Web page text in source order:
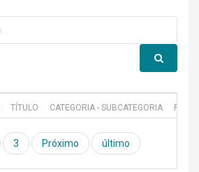
TÍTULO CATEGORIA - SUBCATEGORIA
3 Próximo último